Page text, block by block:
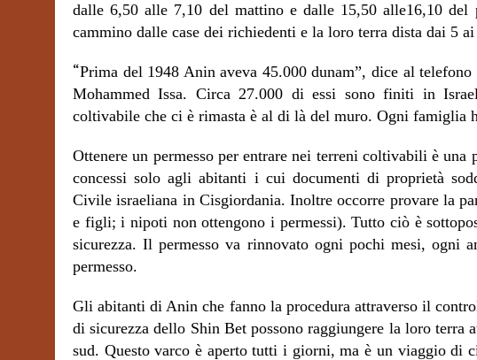
dalle 6,50 alle 7,10 del mattino e dalle 15,50 alle16,10
cammino dalle case dei richiedenti e la loro terra dista dai 5
“Prima del 1948 Anin aveva 45.000 dunam”, dice al
Mohammed Issa. Circa 27.000 di essi sono finiti in
coltivabile che ci è rimasta è al di là del muro. Ogni famiglia
Ottenere un permesso per entrare nei terreni coltivabili è
concessi solo agli abitanti i cui documenti di proprietà
Civile israeliana in Cisgiordania. Inoltre occorre provare la
e figli; i nipoti non ottengono i permessi). Tutto ciò è
sicurezza. Il permesso va rinnovato ogni pochi mesi, ogni
permesso.
Gli abitanti di Anin che fanno la procedura attraverso il
di sicurezza dello Shin Bet possono raggiungere la loro terra
sud. Questo varco è aperto tutti i giorni, ma è un viaggio di